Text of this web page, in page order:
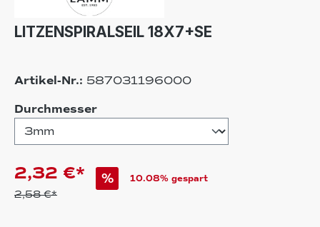
LITZENSPIRALSEIL 18X7+SE
Artikel-Nr.: 587031196000
Durchmesserauswählen
2,32 €*
2,58 €*
% 10.08% gespart